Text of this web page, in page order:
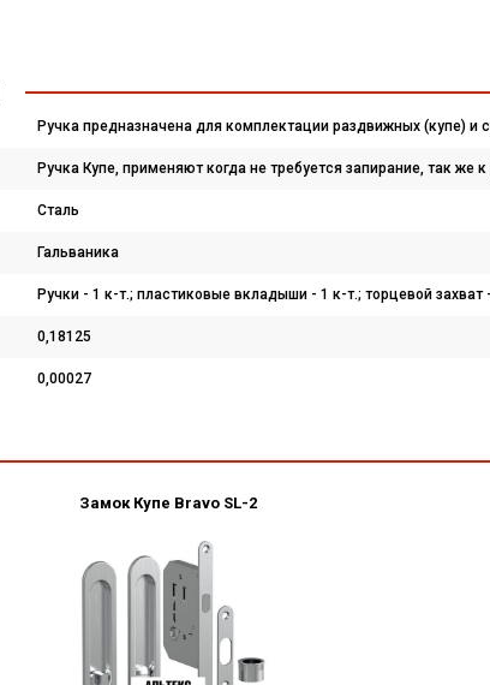
Ручка предназначена для комплектации раздвижных (купе)
Ручка Купе, применяют когда не требуется запирание, так
Сталь
Гальваника
Ручки - 1 к-т.; пластиковые вкладыши - 1 к-т.; торцевой
0,18125
0,00027
Замок Купе Bravo SL-2